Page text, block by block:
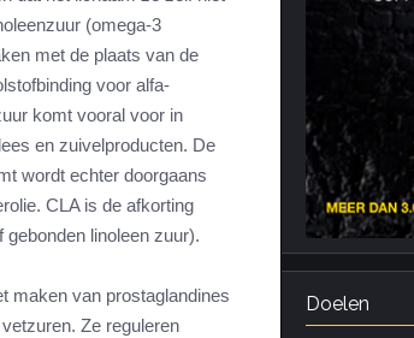
Nutriënt Timing
Veel gestelde vragen
(omega-3
met de plaats van de
voor alfa-
komt vooral voor in
en zuivelproducten. De
wordt echter doorgaans
CLA is de afkorting
linoleen zuur).
maken van prostaglandines
Ze reguleren
Doelen